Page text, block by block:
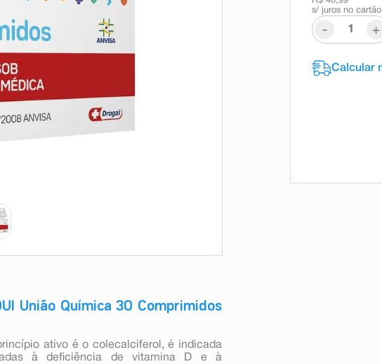
União Química 30 Comprimidos
ativo é o colecalciferol, é indicada
à deficiência de vitamina D e à
s/ juros no cartão
- +